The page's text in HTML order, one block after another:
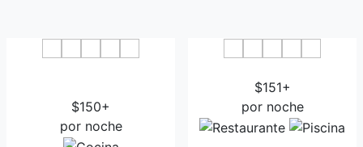
$150+
por noche
$151+
por noche